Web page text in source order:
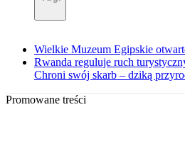
Wielkie Muzeum Egipskie
Rwanda reguluje ruch
Chroni swój skarb – dziką
Promowane treści